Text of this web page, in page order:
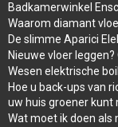
Badkamerwinkel
Waarom diamant
De slimme Aparici
Nieuwe vloer
Wesen elektrische
Hoe u back-ups van
uw huis groener kunt
Wat moet ik doen